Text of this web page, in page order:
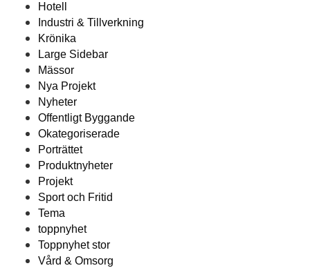
Hotell
Industri & Tillverkning
Krönika
Large Sidebar
Mässor
Nya Projekt
Nyheter
Offentligt Byggande
Okategoriserade
Porträttet
Produktnyheter
Projekt
Sport och Fritid
Tema
toppnyhet
Toppnyhet stor
Vård & Omsorg